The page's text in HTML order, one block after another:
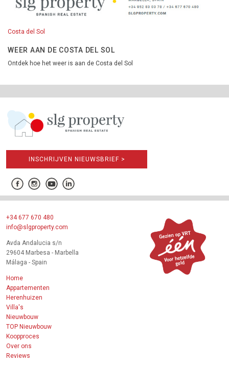
Costa del Sol
WEER AAN DE COSTA DEL SOL
Ontdek hoe het weer is aan de Costa del Sol
INSCHRIJVEN NIEUWSBRIEF >
+34 677 670 480
info@slgproperty.com
Avda Andalucia s/n
29604 Marbesa - Marbella
Málaga - Spain
Home
Appartementen
Herenhuizen
Villa's
Nieuwbouw
TOP Nieuwbouw
Koopproces
Over ons
Reviews